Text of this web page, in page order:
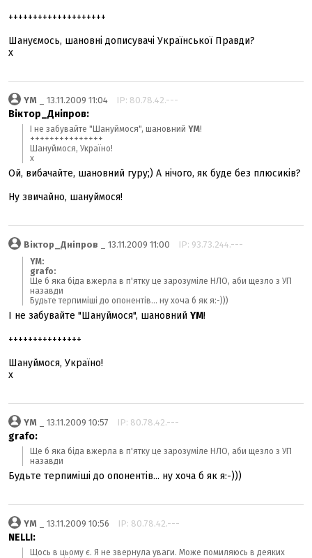
++++++++++++++++++++
Шануємось, шановні дописувачі Української Правди?
х
YM _ 13.11.2009 11:04 IP: 80.78.42.---
Віктор_Дніпров:
I не забувайте "Шануймося", шановний YM!
+++++++++++++++
Шануймося, Україно!
х
Ой, вибачайте, шановний гуру;) А нічого, як буде без плюсиків?
Ну звичайно, шануймося!
Віктор_Дніпров _ 13.11.2009 11:00 IP: 93.73.244.---
YM:
grafo:
Ще б яка біда вжерла в п'ятку це зарозуміле НЛО, аби щезло з УП
назавди
Будьте терпиміші до опонентів... ну хоча б як я:-)))
I не забувайте "Шануймося", шановний YM!
+++++++++++++++
Шануймося, Україно!
х
YM _ 13.11.2009 10:57 IP: 80.78.42.---
grafo:
Ще б яка біда вжерла в п'ятку це зарозуміле НЛО, аби щезло з УП
назавди
Будьте терпиміші до опонентів... ну хоча б як я:-)))
YM _ 13.11.2009 10:56 IP: 80.78.42.---
NELLI:
Щось в цьому є. Я не звернула уваги. Може помиляюсь в деяких